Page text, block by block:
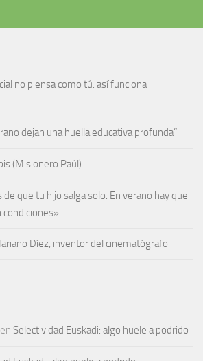
no piensa como tú: así funciona
dejan una huella educativa profunda”
(Misionero Paúl)
que tu hijo salga solo. En verano hay que
condiciones»
Díez, inventor del cinematógrafo
en Selectividad Euskadi: algo huele a podrido